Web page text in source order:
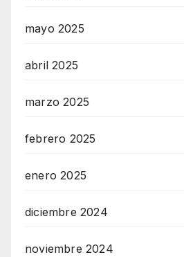
mayo 2025
abril 2025
marzo 2025
febrero 2025
enero 2025
diciembre 2024
noviembre 2024